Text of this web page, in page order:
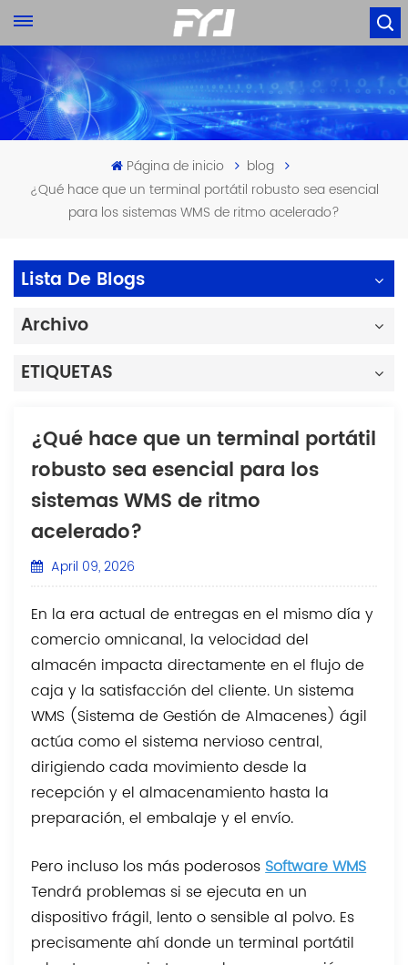
Página de inicio
blog
¿Qué hace que un terminal portátil robusto sea esencial
para los sistemas WMS de ritmo acelerado?
Lista De Blogs
Archivo
ETIQUETAS
¿Qué hace que un terminal portátil
robusto sea esencial para los
sistemas WMS de ritmo
acelerado?
April 09, 2026
En la era actual de entregas en el mismo día y
comercio omnicanal, la velocidad del
almacén impacta directamente en el flujo de
caja y la satisfacción del cliente. Un sistema
WMS (Sistema de Gestión de Almacenes) ágil
actúa como el sistema nervioso central,
dirigiendo cada movimiento desde la
recepción y el almacenamiento hasta la
preparación, el embalaje y el envío.
Pero incluso los más poderososSoftware WMS
Tendrá problemas si se ejecuta en un
dispositivo frágil, lento o sensible al polvo. Es
precisamente ahí donde un terminal portátil